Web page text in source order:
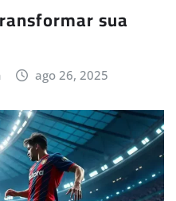
sua
ago 26, 2025